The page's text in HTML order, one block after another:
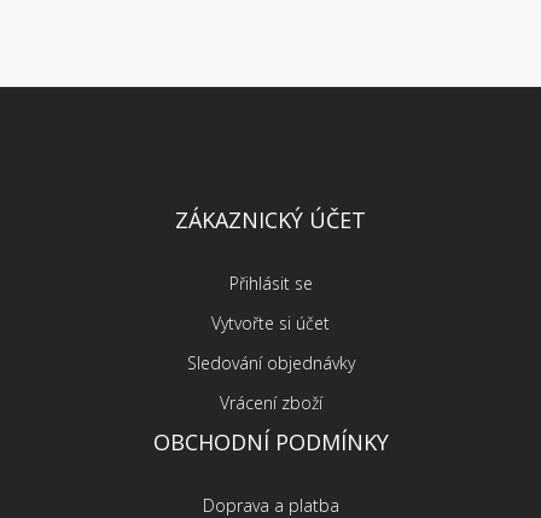
ZÁKAZNICKÝ ÚČET
Přihlásit se
Vytvořte si účet
Sledování objednávky
Vrácení zboží
OBCHODNÍ PODMÍNKY
Doprava a platba